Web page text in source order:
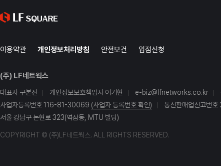
이용약관 개인정보처리방침 안전보건 입점신청
(주) LF네트웍스
대표자 구본진 개인정보보호책임자 이기현 e-biz@lfnetworks.co.kr
사업자등록번호 116-81-30069 (사업자 등록번호 확인)
통신판매업신고번
서울 강남구 논현로 323(역삼동, MTU 빌딩)
COPYRIGHT © (주)LF네트웍스. ALL RIGHTS RESERVED.